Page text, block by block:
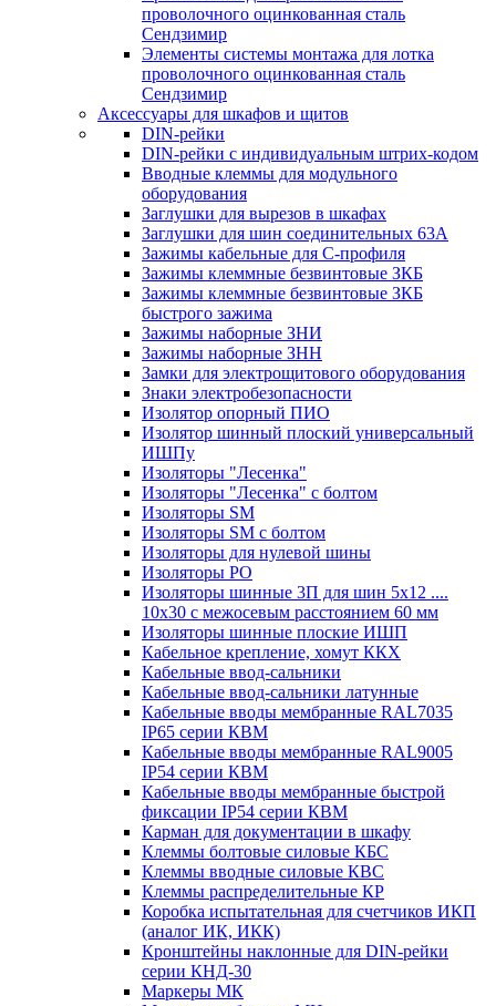
проволочного оцинкованная сталь
Сендзимир
Элементы системы монтажа для лотка
проволочного оцинкованная сталь
Сендзимир
Аксессуары для шкафов и щитов
DIN-рейки
DIN-рейки с индивидуальным штрих-кодом
Вводные клеммы для модульного
оборудования
Заглушки для вырезов в шкафах
Заглушки для шин соединительных 63А
Зажимы кабельные для С-профиля
Зажимы клеммные безвинтовые ЗКБ
Зажимы клеммные безвинтовые ЗКБ
быстрого зажима
Зажимы наборные ЗНИ
Зажимы наборные ЗНН
Замки для электрощитового оборудования
Знаки электробезопасности
Изолятор опорный ПИО
Изолятор шинный плоский универсальный
ИШПу
Изоляторы "Лесенка"
Изоляторы "Лесенка" с болтом
Изоляторы SM
Изоляторы SM c болтом
Изоляторы для нулевой шины
Изоляторы РО
Изоляторы шинные 3П для шин 5х12 ....
10х30 с межосевым расстоянием 60 мм
Изоляторы шинные плоские ИШП
Кабельное крепление, хомут ККХ
Кабельные ввод-сальники
Кабельные ввод-сальники латунные
Кабельные вводы мембранные RAL7035
IP65 серии КВМ
Кабельные вводы мембранные RAL9005
IP54 серии КВМ
Кабельные вводы мембранные быстрой
фиксации IP54 серии КВМ
Карман для документации в шкафу
Клеммы болтовые силовые КБС
Клеммы вводные силовые КВС
Клеммы распределительные КР
Коробка испытательная для счетчиков ИКП
(аналог ИК, ИКК)
Кронштейны наклонные для DIN-рейки
серии КНД-30
Маркеры МК